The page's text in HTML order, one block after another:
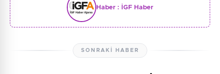
Haber : İGF Haber
SONRAKI HABER